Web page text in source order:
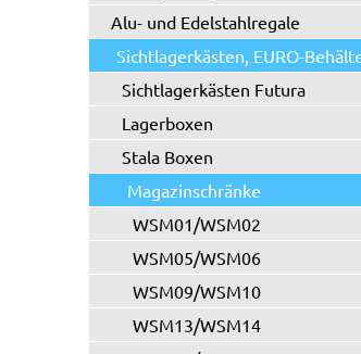
Alu- und Edelstahlregale
Sichtlagerkästen, EURO-
Sichtlagerkästen Futura
Lagerboxen
Stala Boxen
Magazinschränke
WSM01/WSM02
WSM05/WSM06
WSM09/WSM10
WSM13/WSM14